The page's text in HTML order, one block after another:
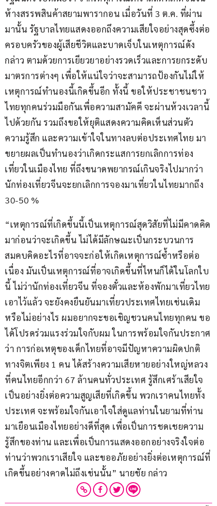
ห้างสรรพสินค้าสยามพารากอน เมื่อวันที่ 3 ต.ค. ที่ผ่าน
มานั้น รัฐบาลไทยแสดงออกถึงความเสียใจอย่างสุดซึ้งต่อ
ครอบครัวของผู้เสียชีวิตและบาดเจ็บในเหตุการณ์ดัง
กล่าว ตามด้วยการเยียวยาอย่างรวดเร็วและการยกระดับ
มาตรการต่างๆ เพื่อให้แน่ใจว่าจะสามารถป้องกันไม่ให้
เหตุการณ์ทำนองนี้เกิดขึ้นอีก ทั้งนี้ ขอให้ประชาชนชาว
ไทยทุกคนร่วมมือกันเพื่อความสามัคคี จะผ่านห้วงเวลานี้
ไปด้วยกัน รวมถึงขอให้ยุติแสดงความคิดเห็นส่วนตัว
ความรู้สึก และความเข้าใจในทางลบต่อประเทศไทย มา
ขยายผลเป็นทำนองว่าเกิดกระแสการยกเลิกการท่อง
เที่ยวในเมืองไทย ที่ถึงขนาดพยากรณ์เกินจริงไปมากว่า
นักท่องเที่ยวจีนจะยกเลิกการจองมาเที่ยวในไทยมากถึง
30-50 %
“เหตุการณ์ที่เกิดขึ้นนี้เป็นเหตุการณ์สุดวิสัยที่ไม่มีคาดคิด
มาก่อนว่าจะเกิดขึ้น ไม่ได้มีลักษณะเป็นกระบวนการ
สมคบคิดอะไรที่อาจจะก่อให้เกิดเหตุการณ์ซ้ำหรือต่อ
เนื่อง มันเป็นเหตุการณ์ที่อาจเกิดขึ้นที่ไหนก็ได้ในโลกใบ
นี้ ไม่ว่านักท่องเที่ยวจีน ที่จองตั๋วและห้องพักมาเที่ยวไทย
เอาไว้แล้ว จะยังคงยืนยันมาเที่ยวประเทศไทยเช่นเดิม
หรือไม่อย่างไร ผมอยากจะขอเชิญชวนคนไทยทุกคน ขอ
ได้โปรดร่วมแรงร่วมใจกับผม ในการพร้อมใจกันประกาศ
ว่า การก่อเหตุของเด็กไทยที่อาจมีปัญหาความผิดปกติ
ทางจิตเพียง 1 คน ได้สร้างความเสียหายอย่างใหญ่หลวง
ที่คนไทยอีกกว่า 67 ล้านคนทั่วประเทศ รู้สึกเศร้าเสียใจ
เป็นอย่างยิ่งต่อความสูญเสียที่เกิดขึ้น พวกเราคนไทยทั้ง
ประเทศ จะพร้อมใจกันเอาใจใส่ดูแลท่านในยามที่ท่าน
มาเยือนเมืองไทยอย่างดีที่สุด เพื่อเป็นการชดเชยความ
รู้สึกของท่าน และเพื่อเป็นการแสดงออกอย่างจริงใจต่อ
ท่านว่าพวกเราเสียใจ และขออภัยอย่างยิ่งต่อเหตุการณ์ที่
เกิดขึ้นอย่างคาดไม่ถึงเช่นนั้น” นายชัย กล่าว